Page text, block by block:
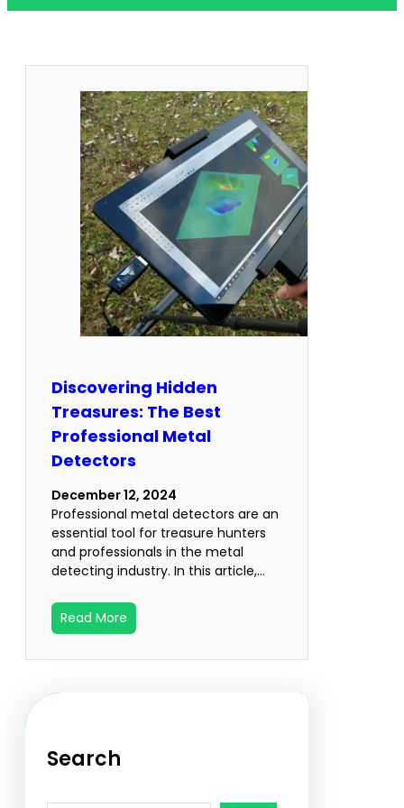
Discovering Hidden
Treasures: The Best
Professional Metal
Detectors
December 12, 2024
Professional metal detectors are an
essential tool for treasure hunters
and professionals in the metal
detecting industry. In this article,…
Read More
Search